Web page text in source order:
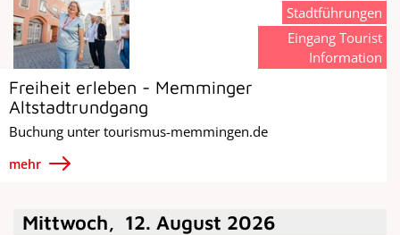
Freiheit erleben - Memminger
Altstadtrundgang
Buchung unter tourismus-memmingen.de
mehr
Stadtführungen
Eingang Tourist
Information
Mittwoch, 12. August 2026